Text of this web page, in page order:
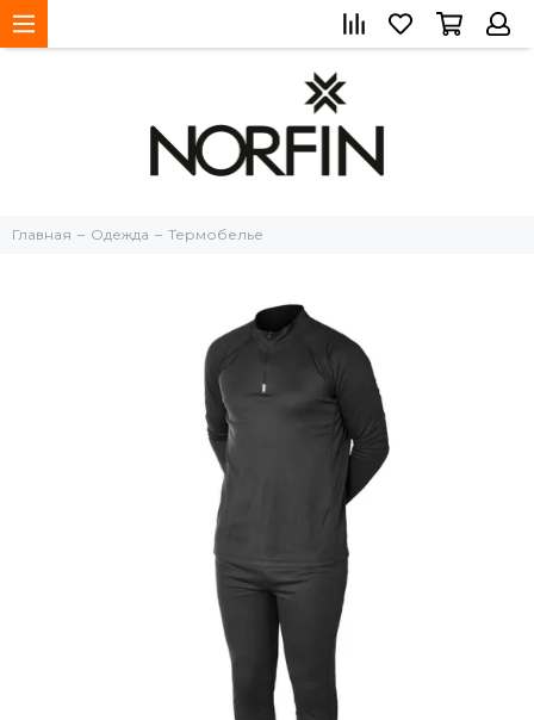
Главная Одежда Термобелье